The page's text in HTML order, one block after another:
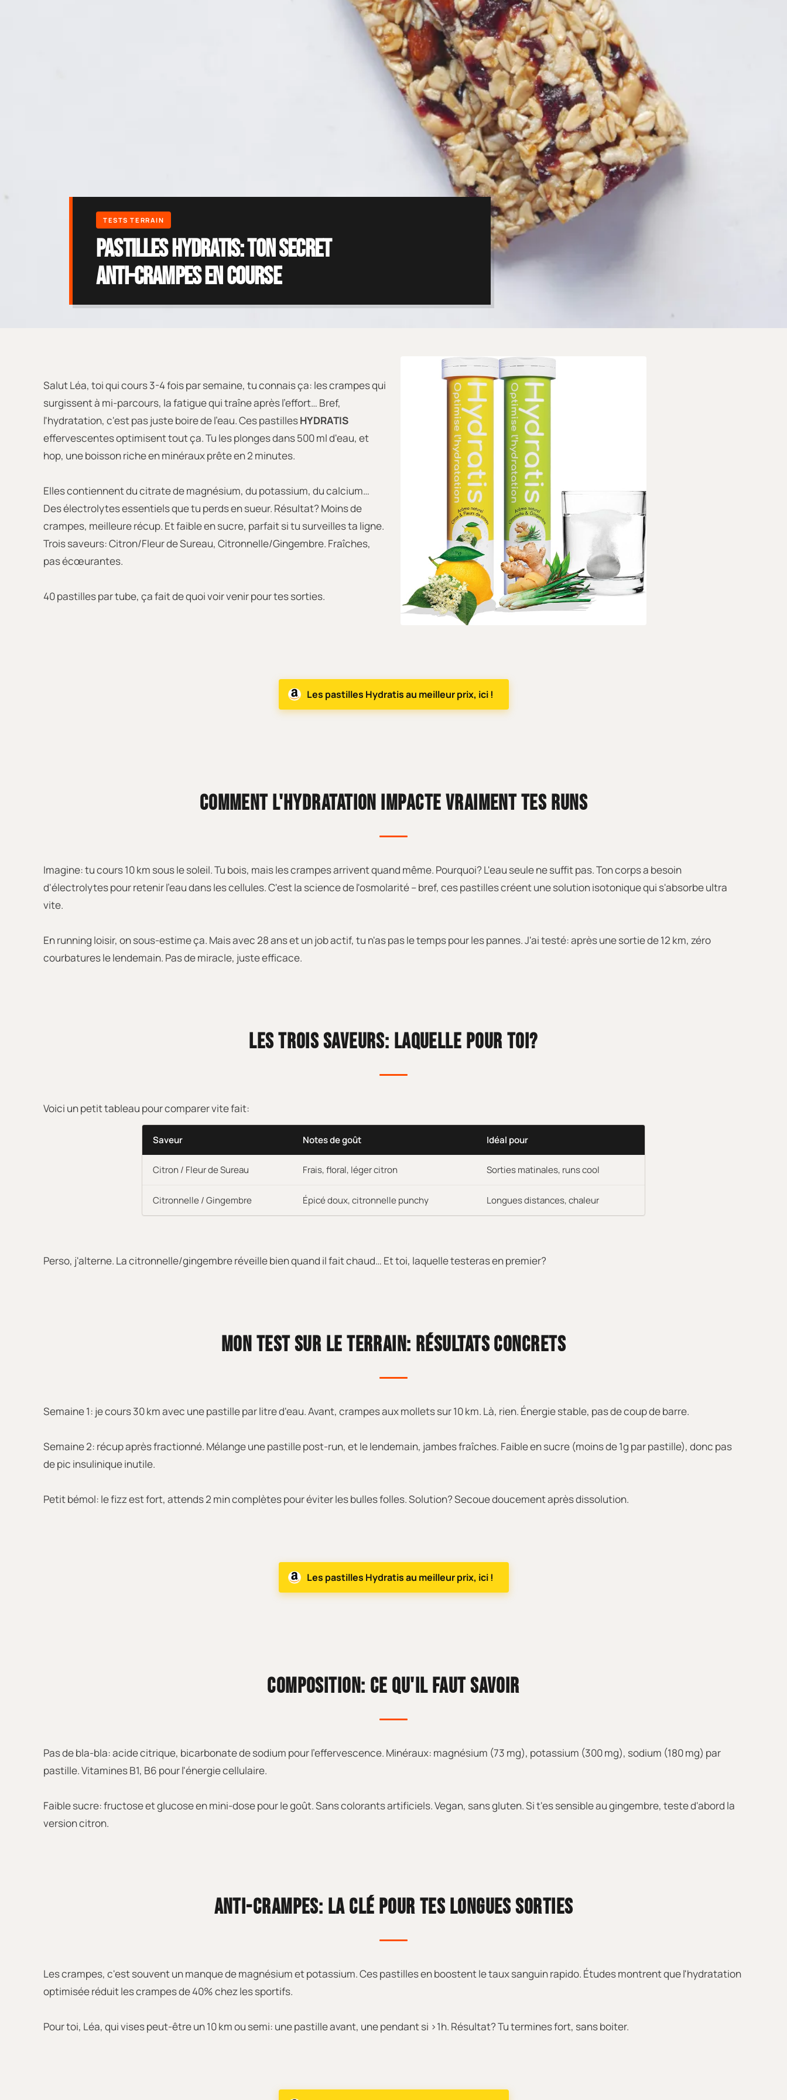
Pastilles Hydratis: ton secret
anti-crampes en course
Salut Léa, toi qui cours 3-4 fois par semaine, tu connais ça: les crampes qui
surgissent à mi-parcours, la fatigue qui traîne après l'effort… Bref,
l'hydratation, c'est pas juste boire de l'eau. Ces pastillesHYDRATIS
effervescentes optimisent tout ça. Tu les plonges dans 500 ml d'eau, et
hop, une boisson riche en minéraux prête en 2 minutes.
Elles contiennent du citrate de magnésium, du potassium, du calcium…
Des électrolytes essentiels que tu perds en sueur. Résultat? Moins de
crampes, meilleure récup. Et faible en sucre, parfait si tu surveilles ta ligne.
Trois saveurs: Citron/Fleur de Sureau, Citronnelle/Gingembre. Fraîches,
pas écœurantes.
40 pastilles par tube, ça fait de quoi voir venir pour tes sorties.
Les pastilles Hydratis au meilleur prix, ici !
COMMENT L'HYDRATATION IMPACTE VRAIMENT TES RUNS
Imagine: tu cours 10 km sous le soleil. Tu bois, mais les crampes arrivent quand même. Pourquoi? L'eau seule ne suffit pas. Ton corps a besoin
d'électrolytes pour retenir l'eau dans les cellules. C'est la science de l'osmolarité – bref, ces pastilles créent une solution isotonique qui s'absorbe ultra
vite.
En running loisir, on sous-estime ça. Mais avec 28 ans et un job actif, tu n'as pas le temps pour les pannes. J'ai testé: après une sortie de 12 km, zéro
courbatures le lendemain. Pas de miracle, juste efficace.
LES TROIS SAVEURS: LAQUELLE POUR TOI?
Voici un petit tableau pour comparer vite fait:
Saveur Notes de goût Idéal pour
Citron / Fleur de Sureau Frais, floral, léger citron Sorties matinales, runs cool
Citronnelle / Gingembre Épicé doux, citronnelle punchy Longues distances, chaleur
Perso, j'alterne. La citronnelle/gingembre réveille bien quand il fait chaud… Et toi, laquelle testeras en premier?
MON TEST SUR LE TERRAIN: RÉSULTATS CONCRETS
Semaine 1: je cours 30 km avec une pastille par litre d'eau. Avant, crampes aux mollets sur 10 km. Là, rien. Énergie stable, pas de coup de barre.
Semaine 2: récup après fractionné. Mélange une pastille post-run, et le lendemain, jambes fraîches. Faible en sucre (moins de 1g par pastille), donc pas
de pic insulinique inutile.
Petit bémol: le fizz est fort, attends 2 min complètes pour éviter les bulles folles. Solution? Secoue doucement après dissolution.
Les pastilles Hydratis au meilleur prix, ici !
COMPOSITION: CE QU'IL FAUT SAVOIR
Pas de bla-bla: acide citrique, bicarbonate de sodium pour l'effervescence. Minéraux: magnésium (73 mg), potassium (300 mg), sodium (180 mg) par
pastille. Vitamines B1, B6 pour l'énergie cellulaire.
Faible sucre: fructose et glucose en mini-dose pour le goût. Sans colorants artificiels. Vegan, sans gluten. Si t'es sensible au gingembre, teste d'abord la
version citron.
ANTI-CRAMPES: LA CLÉ POUR TES LONGUES SORTIES
Les crampes, c'est souvent un manque de magnésium et potassium. Ces pastilles en boostent le taux sanguin rapido. Études montrent que l'hydratation
optimisée réduit les crampes de 40% chez les sportifs.
Pour toi, Léa, qui vises peut-être un 10 km ou semi: une pastille avant, une pendant si >1h. Résultat? Tu termines fort, sans boiter.